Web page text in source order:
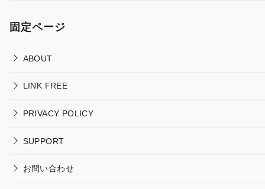
固定ページ
ABOUT
LINK FREE
PRIVACY POLICY
SUPPORT
お問い合わせ